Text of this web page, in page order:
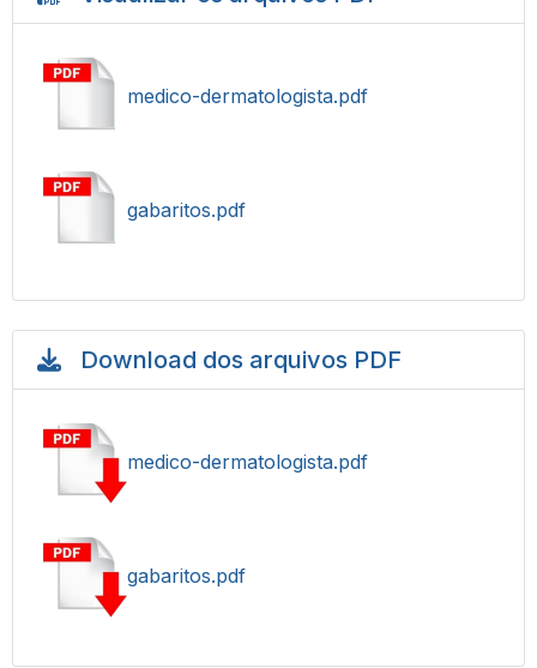
medico-dermatologista.pdf
gabaritos.pdf
Download dos arquivos PDF
medico-dermatologista.pdf
gabaritos.pdf